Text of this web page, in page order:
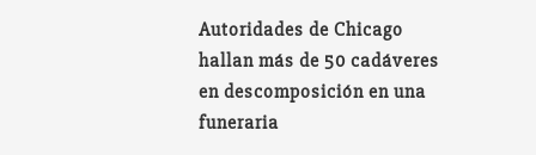
Autoridades de Chicago
hallan más de 50 cadáveres
en descomposición en una
funeraria